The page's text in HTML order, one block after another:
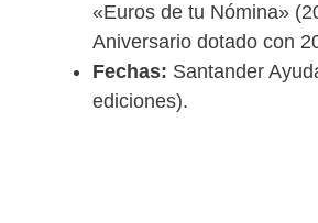
«Euros de tu Nómina»
Aniversario dotado con
Fechas: Santander
ediciones).